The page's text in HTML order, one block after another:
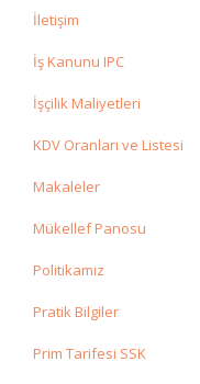
İletişim
İş Kanunu IPC
İşçilik Maliyetleri
KDV Oranları ve Listesi
Makaleler
Mükellef Panosu
Politikamız
Pratik Bilgiler
Prim Tarifesi SSK